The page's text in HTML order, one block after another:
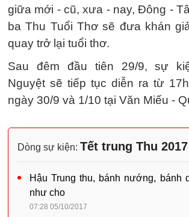
giữa mới - cũ, xưa - nay, Đông -
ba Thu Tuổi Thơ sẽ đưa khán
quay trở lại tuổi thơ.
Sau đêm đầu tiên 29/9, sự
Nguyệt sẽ tiếp tục diễn ra từ
ngày 30/9 và 1/10 tại Văn Miếu -
Dòng sự kiện: Tết trung Thu 2017
Hậu Trung thu, bánh nướng, bánh
như cho
07:28 05/10/2017